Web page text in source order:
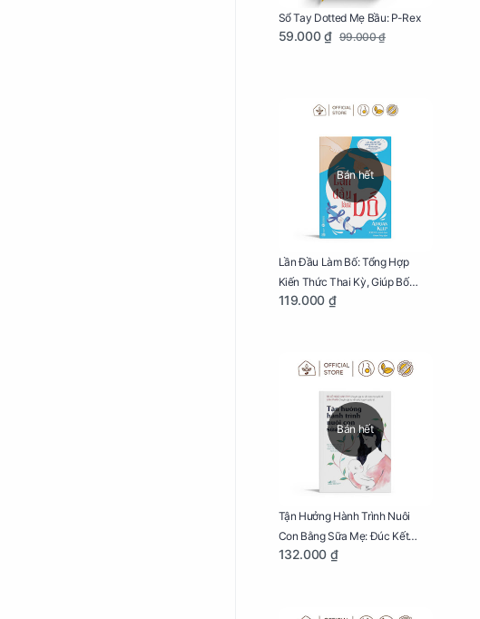
Sổ Tay Dotted Mẹ Bầu: P-Rex
59.000 ₫ 99.000 ₫
Bán hết
Lần Đầu Làm Bố: Tổng Hợp
Kiến Thức Thai Kỳ, Giúp Bố
Thấu Hiểu Hơn Về Mẹ Bầu Và
119.000 ₫
Bán hết
Tận Hưởng Hành Trình Nuôi
Con Bằng Sữa Mẹ: Đúc Kết
Những Kiến Thức Quý Báu Về
Mình Trong Hành Trình Nuôi
132.000 ₫